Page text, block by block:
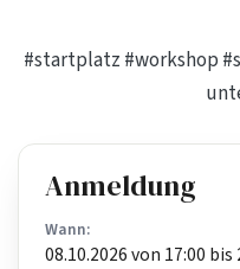
#startplatz #workshop
Anmeldung
Wann:
08.10.2026 von 17:00 bis